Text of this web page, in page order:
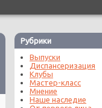
Рубрики
Выпуски
Диспансеризация
Клубы
Мастер-класс
Мнение
Наше наследие